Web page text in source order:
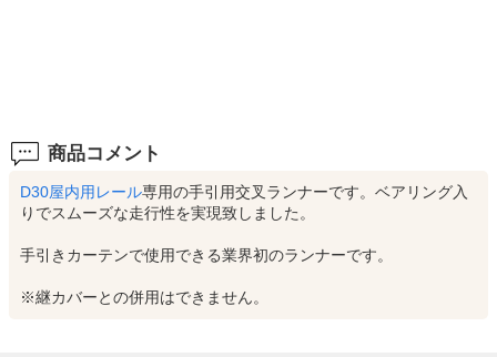
商品コメント
D30屋内用レール専用の手引用交叉ランナーです。ベアリング入
りでスムーズな走行性を実現致しました。
手引きカーテンで使用できる業界初のランナーです。
※継カバーとの併用はできません。